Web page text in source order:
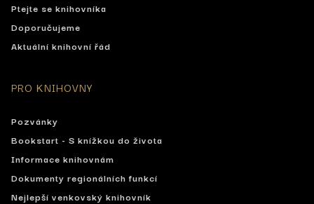
Ptejte se knihovníka
Doporučujeme
Aktuální knihovní řád
PRO KNIHOVNY
Pozvánky
Bookstart - S knížkou do života
Informace knihovnám
Dokumenty regionálních funkcí
Nejlepší venkovský knihovník